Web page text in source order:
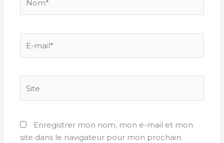
mail*
Enregistrer mon nom, mon e-mail et mon
site dans le navigateur pour mon prochain